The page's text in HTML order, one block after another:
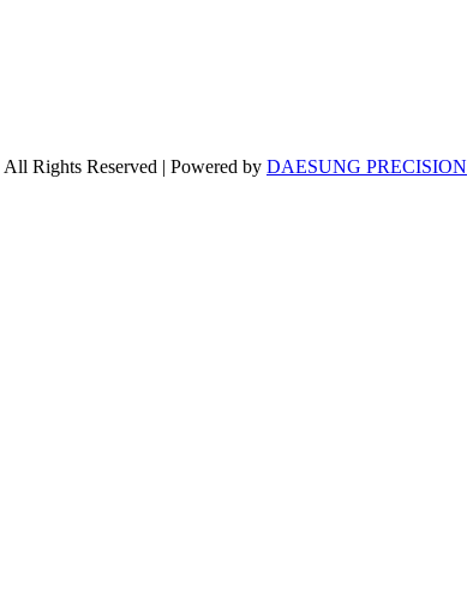
| All Rights Reserved | Powered by DAESUNG PRECISION